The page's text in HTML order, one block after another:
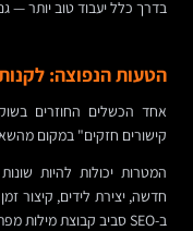
בדרך כלל יעבוד טוב יותר —
הטעות הנפוצה:
אחד הכשלים החוזרים
קישורים חזקים" במקום
המטרות יכולות להיות
חדשה, יצירת לידים, קיצור
ב-SEO סביב קבוצת מילות מפתח מסוימת.